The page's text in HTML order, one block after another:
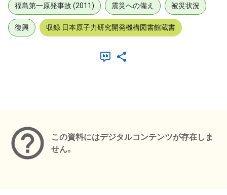
福島第一原発事故 (2011) 震災への備え 被災状況
復興 収録:日本原子力研究開発機構図書館蔵書
この資料にはデジタルコンテンツが存在しま
せん。